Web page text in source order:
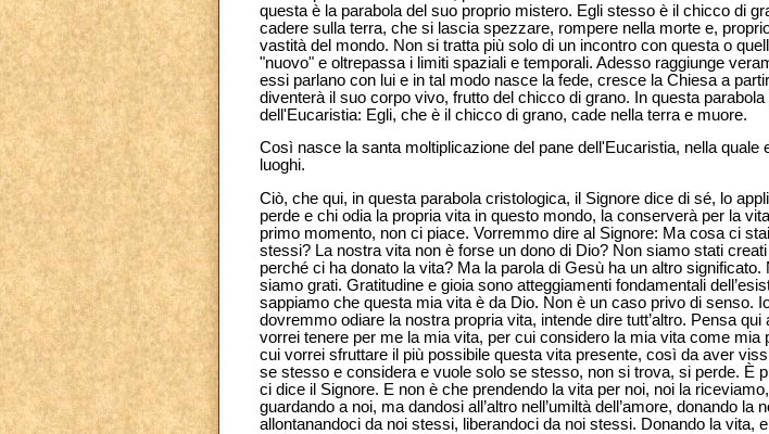
questa è la parabola del suo proprio mistero. Egli stesso è il chicco di
cadere sulla terra, che si lascia spezzare, rompere nella morte e,
vastità del mondo. Non si tratta più solo di un incontro con questa o
"nuovo" e oltrepassa i limiti spaziali e temporali. Adesso raggiunge
essi parlano con lui e in tal modo nasce la fede, cresce la Chiesa a
diventerà il suo corpo vivo, frutto del chicco di grano. In questa
dell'Eucaristia: Egli, che è il chicco di grano, cade nella terra e muore.
Così nasce la santa moltiplicazione del pane dell'Eucaristia, nella quale
luoghi.
Ciò, che qui, in questa parabola cristologica, il Signore dice di sé, lo
perde e chi odia la propria vita in questo mondo, la conserverà per la
primo momento, non ci piace. Vorremmo dire al Signore: Ma cosa ci
stessi? La nostra vita non è forse un dono di Dio? Non siamo stati
perché ci ha donato la vita? Ma la parola di Gesù ha un altro
siamo grati. Gratitudine e gioia sono atteggiamenti fondamentali
sappiamo che questa mia vita è da Dio. Non è un caso privo di senso.
dovremmo odiare la nostra propria vita, intende dire tutt’altro. Pensa
vorrei tenere per me la mia vita, per cui considero la mia vita come
cui vorrei sfruttare il più possibile questa vita presente, così da aver
se stesso e considera e vuole solo se stesso, non si trova, si perde. È
ci dice il Signore. E non è che prendendo la vita per noi, noi la
guardando a noi, ma dandosi all’altro nell’umiltà dell’amore, donando
allontanandoci da noi stessi, liberandoci da noi stessi. Donando la vita,